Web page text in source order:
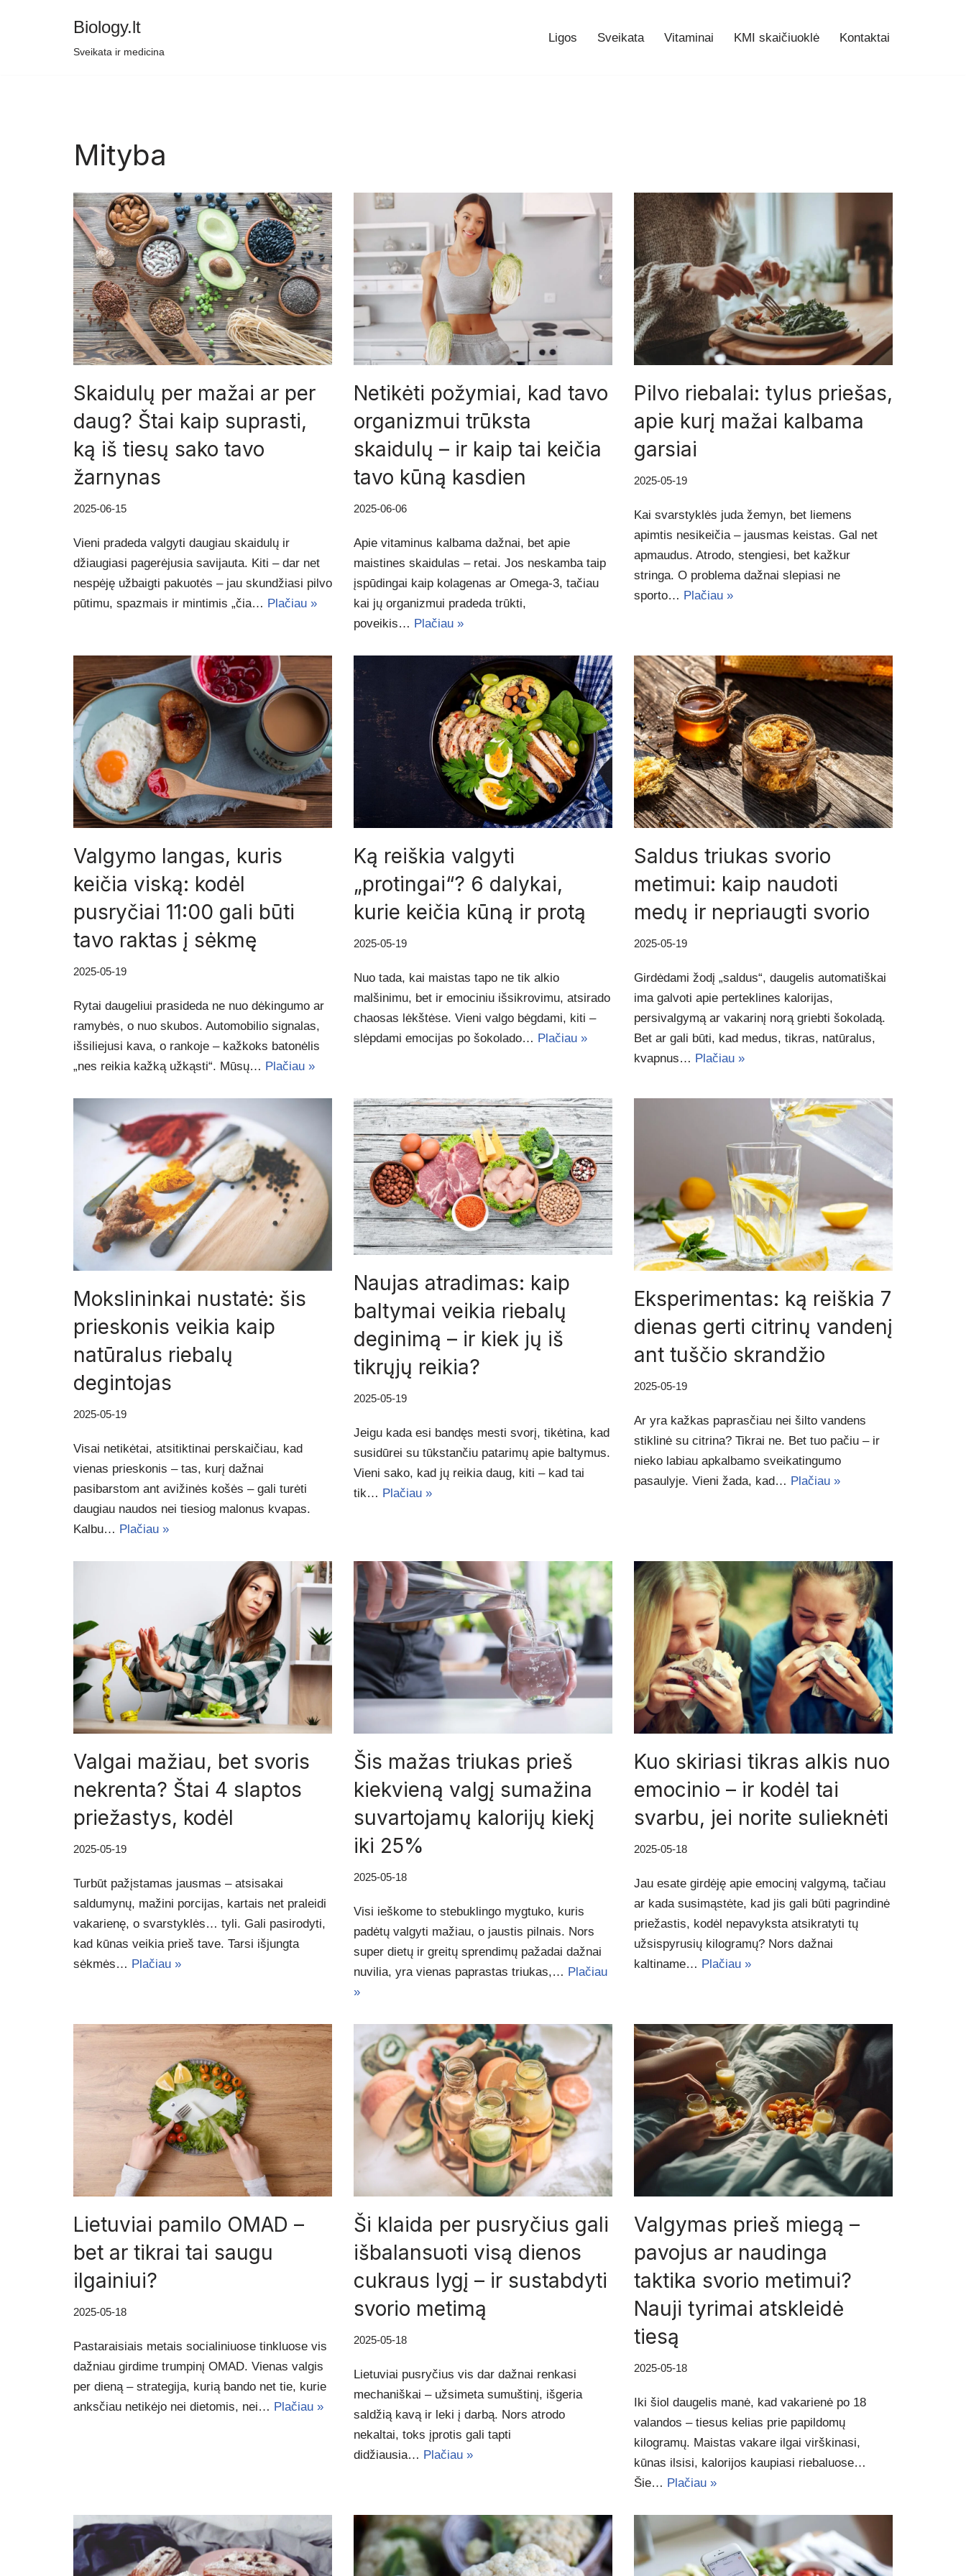
Biology.lt
Sveikata ir medicina
Ligos Sveikata Vitaminai KMI skaičiuoklė Kontaktai
Mityba
Skaidulų per mažai ar per
daug? Štai kaip suprasti,
ką iš tiesų sako tavo
žarnynas
2025-06-15
Vieni pradeda valgyti daugiau skaidulų ir
džiaugiasi pagerėjusia savijauta. Kiti – dar net
nespėję užbaigti pakuotės – jau skundžiasi pilvo
pūtimu, spazmais ir mintimis „čia… Plačiau »
Netikėti požymiai, kad tavo
organizmui trūksta
skaidulų – ir kaip tai keičia
tavo kūną kasdien
2025-06-06
Apie vitaminus kalbama dažnai, bet apie
maistines skaidulas – retai. Jos neskamba taip
įspūdingai kaip kolagenas ar Omega-3, tačiau
kai jų organizmui pradeda trūkti,
poveikis… Plačiau »
Pilvo riebalai: tylus priešas,
apie kurį mažai kalbama
garsiai
2025-05-19
Kai svarstyklės juda žemyn, bet liemens
apimtis nesikeičia – jausmas keistas. Gal net
apmaudus. Atrodo, stengiesi, bet kažkur
stringa. O problema dažnai slepiasi ne
sporto… Plačiau »
Valgymo langas, kuris
keičia viską: kodėl
pusryčiai 11:00 gali būti
tavo raktas į sėkmę
2025-05-19
Rytai daugeliui prasideda ne nuo dėkingumo ar
ramybės, o nuo skubos. Automobilio signalas,
išsiliejusi kava, o rankoje – kažkoks batonėlis
„nes reikia kažką užkąsti“. Mūsų… Plačiau »
Ką reiškia valgyti
„protingai“? 6 dalykai,
kurie keičia kūną ir protą
2025-05-19
Nuo tada, kai maistas tapo ne tik alkio
malšinimu, bet ir emociniu išsikrovimu, atsirado
chaosas lėkštėse. Vieni valgo bėgdami, kiti –
slėpdami emocijas po šokolado… Plačiau »
Saldus triukas svorio
metimui: kaip naudoti
medų ir nepriaugti svorio
2025-05-19
Girdėdami žodį „saldus“, daugelis automatiškai
ima galvoti apie perteklines kalorijas,
persivalgymą ar vakarinį norą griebti šokoladą.
Bet ar gali būti, kad medus, tikras, natūralus,
kvapnus… Plačiau »
Mokslininkai nustatė: šis
prieskonis veikia kaip
natūralus riebalų
degintojas
2025-05-19
Visai netikėtai, atsitiktinai perskaičiau, kad
vienas prieskonis – tas, kurį dažnai
pasibarstom ant avižinės košės – gali turėti
daugiau naudos nei tiesiog malonus kvapas.
Kalbu… Plačiau »
Naujas atradimas: kaip
baltymai veikia riebalų
deginimą – ir kiek jų iš
tikrųjų reikia?
2025-05-19
Jeigu kada esi bandęs mesti svorį, tikėtina, kad
susidūrei su tūkstančiu patarimų apie baltymus.
Vieni sako, kad jų reikia daug, kiti – kad tai
tik… Plačiau »
Eksperimentas: ką reiškia 7
dienas gerti citrinų vandenį
ant tuščio skrandžio
2025-05-19
Ar yra kažkas paprasčiau nei šilto vandens
stiklinė su citrina? Tikrai ne. Bet tuo pačiu – ir
nieko labiau apkalbamo sveikatingumo
pasaulyje. Vieni žada, kad… Plačiau »
Valgai mažiau, bet svoris
nekrenta? Štai 4 slaptos
priežastys, kodėl
2025-05-19
Turbūt pažįstamas jausmas – atsisakai
saldumynų, mažini porcijas, kartais net praleidi
vakarienę, o svarstyklės… tyli. Gali pasirodyti,
kad kūnas veikia prieš tave. Tarsi išjungta
sėkmės… Plačiau »
Šis mažas triukas prieš
kiekvieną valgį sumažina
suvartojamų kalorijų kiekį
iki 25%
2025-05-18
Visi ieškome to stebuklingo mygtuko, kuris
padėtų valgyti mažiau, o jaustis pilnais. Nors
super dietų ir greitų sprendimų pažadai dažnai
nuvilia, yra vienas paprastas triukas,… Plačiau
»
Kuo skiriasi tikras alkis nuo
emocinio – ir kodėl tai
svarbu, jei norite sulieknėti
2025-05-18
Jau esate girdėję apie emocinį valgymą, tačiau
ar kada susimąstėte, kad jis gali būti pagrindinė
priežastis, kodėl nepavyksta atsikratyti tų
užsispyrusių kilogramų? Nors dažnai
kaltiname… Plačiau »
Lietuviai pamilo OMAD –
bet ar tikrai tai saugu
ilgainiui?
2025-05-18
Pastaraisiais metais socialiniuose tinkluose vis
dažniau girdime trumpinį OMAD. Vienas valgis
per dieną – strategija, kurią bando net tie, kurie
anksčiau netikėjo nei dietomis, nei… Plačiau »
Ši klaida per pusryčius gali
išbalansuoti visą dienos
cukraus lygį – ir sustabdyti
svorio metimą
2025-05-18
Lietuviai pusryčius vis dar dažnai renkasi
mechaniškai – užsimeta sumuštinį, išgeria
saldžią kavą ir leki į darbą. Nors atrodo
nekaltai, toks įprotis gali tapti
didžiausia… Plačiau »
Valgymas prieš miegą –
pavojus ar naudinga
taktika svorio metimui?
Nauji tyrimai atskleidė
tiesą
2025-05-18
Iki šiol daugelis manė, kad vakarienė po 18
valandos – tiesus kelias prie papildomų
kilogramų. Maistas vakare ilgai virškinasi,
kūnas ilsisi, kalorijos kaupiasi riebaluose…
Šie… Plačiau »